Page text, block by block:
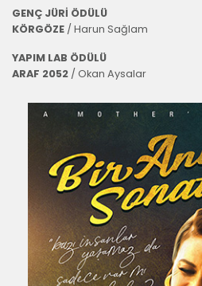
GENÇ JÜRİ ÖDÜLÜ
KÖRGÖZE / Harun Sağlam
YAPIM LAB ÖDÜLÜ
ARAF 2052 / Okan Aysalar